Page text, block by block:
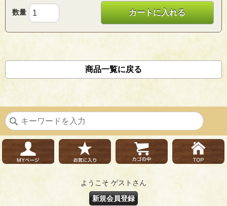
数量 カートに入れる
商品一覧に戻る
ようこそ ゲストさん
新規会員登録